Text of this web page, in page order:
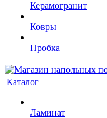
Керамогранит
Ковры
Пробка
Каталог
Ламинат